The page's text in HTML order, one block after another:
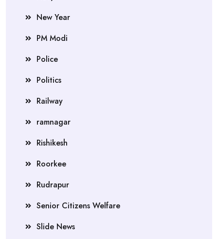
New Year
PM Modi
Police
Politics
Railway
ramnagar
Rishikesh
Roorkee
Rudrapur
Senior Citizens Welfare
Slide News